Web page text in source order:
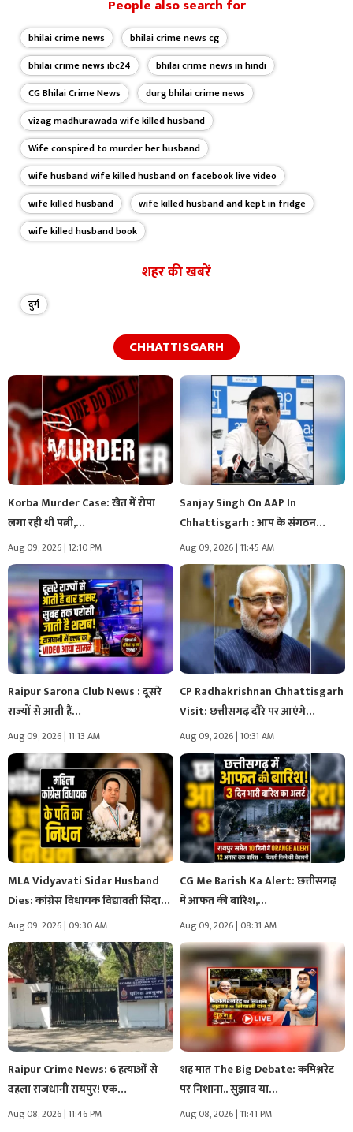
किया। डॉ.अनिल शुक्ला ने मीडिया एवं जनसंचार से संबंधित दर्जन भर से अधिक
पत्रिकाओं में लेख और शोध पत्र प्रकाशित हैं। डॉ.अनिल शुक्ला को रिपोर्टर, एंकर और
कंटेट राइटर के बतौर मीडिया के क्षेत्र में काम करने का 15 वर्ष से अधिक का अनुभव है।
इस पर मेल आईडी पर संपर्क करें anilshuklamedia@gmail.com
People also search for
bhilai crime news
bhilai crime news cg
bhilai crime news ibc24
bhilai crime news in hindi
CG Bhilai Crime News
durg bhilai crime news
vizag madhurawada wife killed husband
Wife conspired to murder her husband
wife husband wife killed husband on facebook live video
wife killed husband
wife killed husband and kept in fridge
wife killed husband book
शहर की खबरें
दुर्ग
CHHATTISGARH
Korba Murder Case: खेत में रोपा
लगा रही थी पत्नी,…
Aug 09, 2026 | 12:10 PM
Sanjay Singh On AAP In
Chhattisgarh : आप के संगठन…
Aug 09, 2026 | 11:45 AM
Raipur Sarona Club News : दूसरे
राज्यों से आती हैं…
Aug 09, 2026 | 11:13 AM
CP Radhakrishnan Chhattisgarh
Visit: छत्तीसगढ़ दौरे पर आएंगे
उपराष्ट्रपति सीपी…
Aug 09, 2026 | 10:31 AM
MLA Vidyavati Sidar Husband
Dies: कांग्रेस विधायक विद्यावती सिदार
के…
Aug 09, 2026 | 09:30 AM
CG Me Barish Ka Alert: छत्तीसगढ़
में आफत की बारिश,…
Aug 09, 2026 | 08:31 AM
Raipur Crime News: 6 हत्याओं से
दहला राजधानी रायपुर! एक…
Aug 08, 2026 | 11:46 PM
शह मात The Big Debate: कमिश्नरेट
पर निशाना.. सुझाव या…
Aug 08, 2026 | 11:41 PM